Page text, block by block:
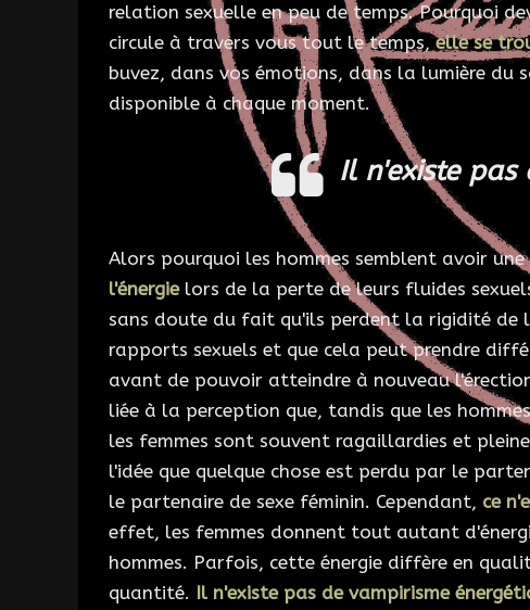
relation sexuelle en peu de temps. Pourquoi
circule à travers vous tout le temps,elle se
buvez, dans vos émotions, dans la lumière du
disponible à chaque moment.
Il n'existe pas
Alors pourquoi les hommes semblent avoir une
l'énergielors de la perte de leurs fluides
sans doute du fait qu'ils perdent la rigidité de
rapports sexuels et que cela peut prendre
avant de pouvoir atteindre à nouveau
liée à la perception que, tandis que les
les femmes sont souvent ragaillardies et
l'idée que quelque chose est perdu par le
le partenaire de sexe féminin. Cependant, ce
effet, les femmes donnent tout autant
hommes. Parfois, cette énergie diffère en
quantité. Il n'existe pas de vampirisme